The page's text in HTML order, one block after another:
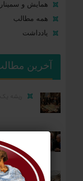
همایش و سمینار
همه مطالب
یادداشت
آخرین
ریشه
کارکرد
آشوب»؟
ردپای